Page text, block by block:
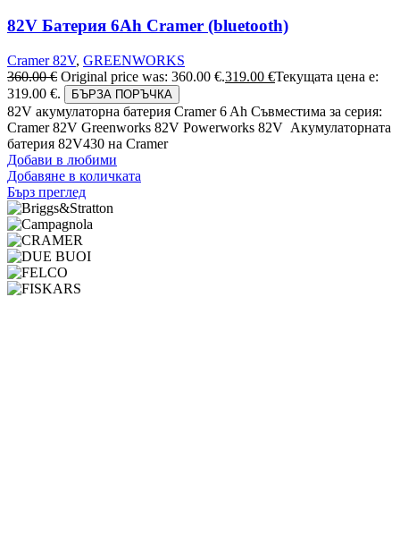
82V Батерия 6Ah Cramer (bluetooth)
Cramer 82V, GREENWORKS
360.00€ Original price was: 360.00 €.319.00 €Текущата цена е:
319.00 €.
БЪРЗА ПОРЪЧКА
82V акумулаторна батерия Cramer 6 Ah Съвместима за серия:
Cramer 82V Greenworks 82V Powerworks 82V Акумулаторната
батерия 82V430 на Cramer
Добави в любими
Добавяне в количката
Бърз преглед